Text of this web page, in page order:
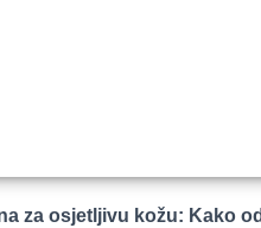
za osjetljivu kožu: Kako